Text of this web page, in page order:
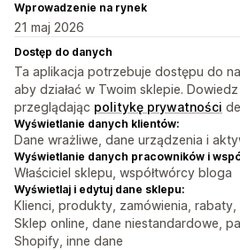
Wprowadzenie na rynek
21 maj 2026
Dostęp do danych
Ta aplikacja potrzebuje dostępu do
aby działać w Twoim sklepie.
przeglądając politykę prywatności
Wyświetlanie danych klientów:
Dane wrażliwe, dane urządzenia i
Wyświetlanie danych pracowników i
Właściciel sklepu, współtwórcy bloga
Wyświetlaj i edytuj dane sklepu:
Klienci, produkty, zamówienia,
Sklep online, dane niestandardowe,
Shopify, inne dane